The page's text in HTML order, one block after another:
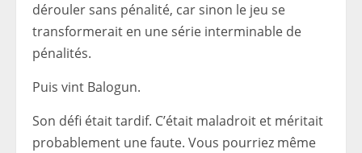
dérouler sans pénalité, car sinon le jeu se
transformerait en une série interminable de
pénalités.
Puis vint Balogun.
Son défi était tardif. C’était maladroit et méritait
probablement une faute. Vous pourriez même